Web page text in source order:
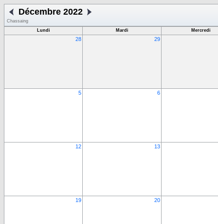
Décembre 2022
Chassaing
Lundi
Mardi Mercredi
28 29
5 6
12 13
19 20